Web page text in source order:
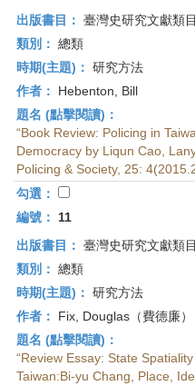
出版書目： 臺灣史研究文獻類
類別： 總類
時期(主題)： 研究方法
作者：
Hebenton, Bill
題名 (點擊閱讀)：
“Book Review: Policing in
Democracy by Liqun Cao,
Policing & Society, 25:
勾選：
編號：
11
出版書目： 臺灣史研究文獻類
類別： 總類
時期(主題)： 研究方法
作者：
Fix, Douglas（費德廉）
題名 (點擊閱讀)：
“Review Essay: State
Taiwan:Bi-yu Chang, Place,